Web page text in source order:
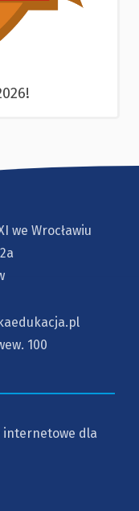
we Wrocławiu
100
internetowe dla